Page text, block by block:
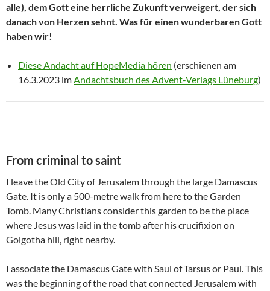
alle), dem Gott eine herrliche Zukunft verweigert, der sich
danach von Herzen sehnt. Was für einen wunderbaren Gott
haben wir!
Diese Andacht auf HopeMedia hören (erschienen am
16.3.2023 im Andachtsbuch des Advent-Verlags Lüneburg)
From criminal to saint
I leave the Old City of Jerusalem through the large Damascus
Gate. It is only a 500-metre walk from here to the Garden
Tomb. Many Christians consider this garden to be the place
where Jesus was laid in the tomb after his crucifixion on
Golgotha hill, right nearby.
I associate the Damascus Gate with Saul of Tarsus or Paul. This
was the beginning of the road that connected Jerusalem with